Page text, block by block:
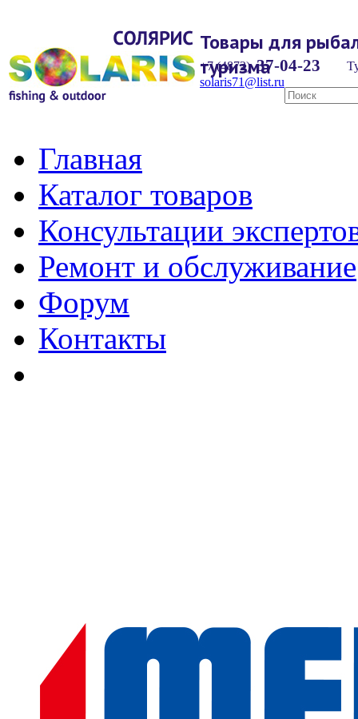
Товары для
туризма
+7 (4872) 37-04-23
solaris71@list.ru
Главная
Каталог товаров
Консультации
Ремонт и обслуживание
Форум
Контакты